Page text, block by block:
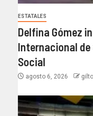
ESTATALES
Delfina Gómez
Internacional de
Social
agosto 6, 2026